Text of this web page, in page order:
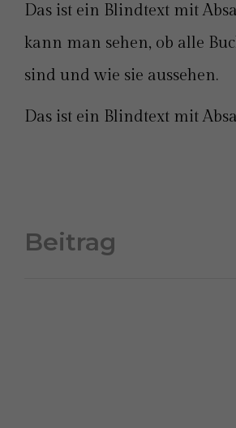
Das ist ein Blindtext mit
kann man sehen, ob alle
sind und wie sie aussehen.
Das ist ein Blindtext mit
Beitrag